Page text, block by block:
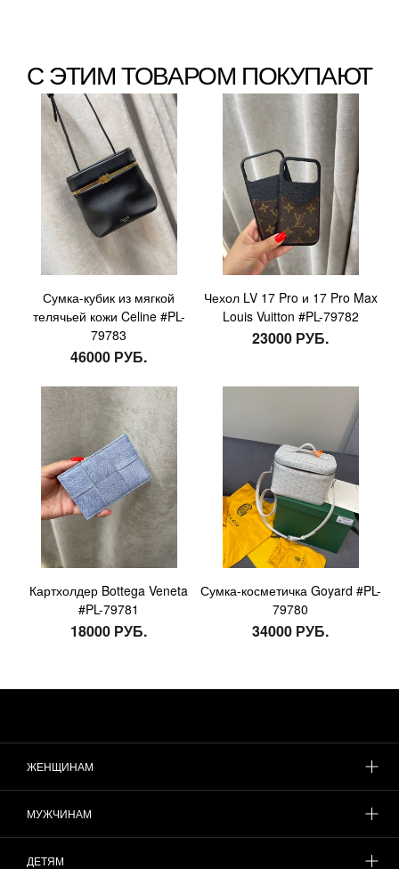
С ЭТИМ ТОВАРОМ ПОКУПАЮТ
Сумка-кубик из мягкой
телячьей кожи Celine #PL-
79783
46000 РУБ.
Чехол LV 17 Pro и 17 Pro Max
Louis Vuitton #PL-79782
23000 РУБ.
Картхолдер Bottega Veneta
#PL-79781
18000 РУБ.
Сумка-косметичка Goyard #PL-
79780
34000 РУБ.
ЖЕНЩИНАМ
МУЖЧИНАМ
ДЕТЯМ